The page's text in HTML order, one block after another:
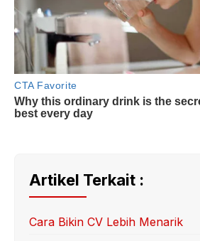
Artikel Terkait :
Cara Bikin CV Lebih Menarik